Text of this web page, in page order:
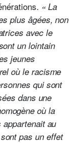
« La
plus âgées, non
avec le
un lointain
jeunes
où le racisme
qui sont
dans une
où la
au
pas un effet